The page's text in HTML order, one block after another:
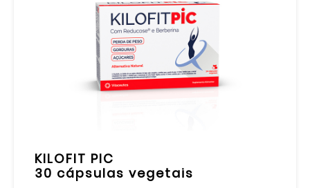
KILOFIT PIC
30 cápsulas vegetais